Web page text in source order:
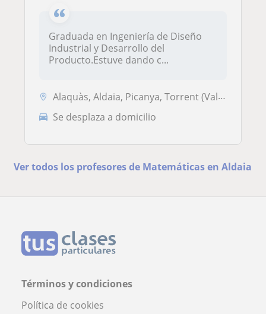
Graduada en Ingeniería de Diseño
Industrial y Desarrollo del
Producto.Estuve dando c...
Alaquàs, Aldaia, Picanya, Torrent (Valencia)
Se desplaza a domicilio
Ver todos los profesores de Matemáticas en Aldaia
Términos y condiciones
Política de cookies